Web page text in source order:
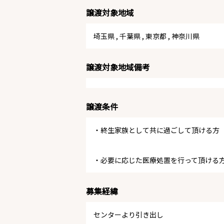
譲渡対象地域
埼玉県 , 千葉県 , 東京都 , 神奈川県
譲渡対象地域備考
譲渡条件
・終生家族として共に過ごして頂ける方
・必要に応じた医療処置を行って頂ける
募集経緯
センターより引き出し